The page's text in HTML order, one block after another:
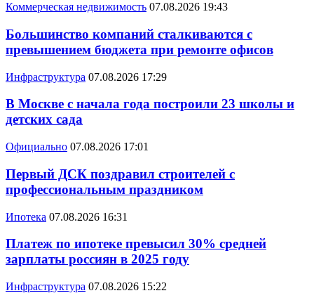
Коммерческая недвижимость 07.08.2026 19:43
Большинство компаний сталкиваются с
превышением бюджета при ремонте офисов
Инфраструктура 07.08.2026 17:29
В Москве с начала года построили 23 школы и
детских сада
Официально 07.08.2026 17:01
Первый ДСК поздравил строителей с
профессиональным праздником
Ипотека 07.08.2026 16:31
Платеж по ипотеке превысил 30% средней
зарплаты россиян в 2025 году
Инфраструктура 07.08.2026 15:22